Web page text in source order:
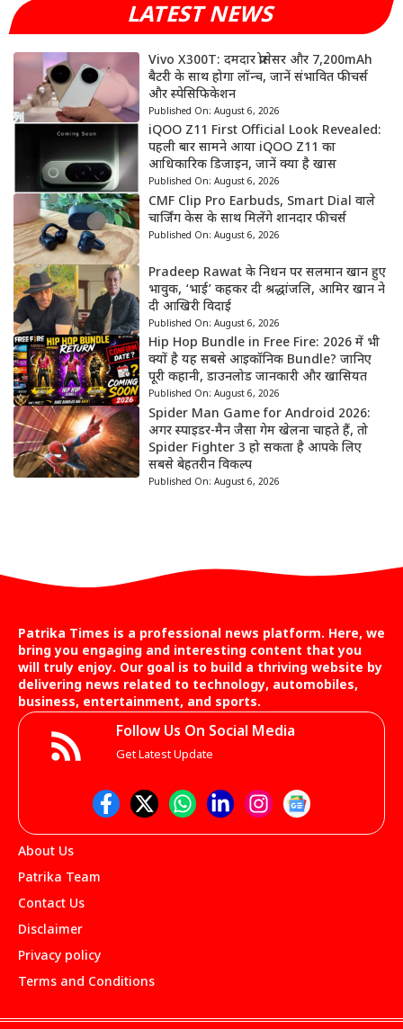
LATEST NEWS
Vivo X300T: दमदार प्रोसेसर और 7,200mAh
बैटरी के साथ होगा लॉन्च, जानें संभावित फीचर्स
और स्पेसिफिकेशन
Published On: August 6, 2026
iQOO Z11 First Official Look Revealed:
पहली बार सामने आया iQOO Z11 का
आधिकारिक डिजाइन, जानें क्या है खास
Published On: August 6, 2026
CMF Clip Pro Earbuds, Smart Dial वाले
चार्जिंग केस के साथ मिलेंगे शानदार फीचर्स
Published On: August 6, 2026
Pradeep Rawat के निधन पर सलमान खान हुए
भावुक, ‘भाई’ कहकर दी श्रद्धांजलि, आमिर खान ने
दी आखिरी विदाई
Published On: August 6, 2026
Hip Hop Bundle in Free Fire: 2026 में भी
क्यों है यह सबसे आइकॉनिक Bundle? जानिए
पूरी कहानी, डाउनलोड जानकारी और खासियत
Published On: August 6, 2026
Spider Man Game for Android 2026:
अगर स्पाइडर-मैन जैसा गेम खेलना चाहते हैं, तो
Spider Fighter 3 हो सकता है आपके लिए
सबसे बेहतरीन विकल्प
Published On: August 6, 2026
Patrika Times is a professional news platform. Here, we
bring you engaging and interesting content that you
will truly enjoy. Our goal is to build a thriving website by
delivering news related to technology, automobiles,
business, entertainment, and sports.
Follow Us On Social Media
Get Latest Update
About Us
Patrika Team
Contact Us
Disclaimer
Privacy policy
Terms and Conditions